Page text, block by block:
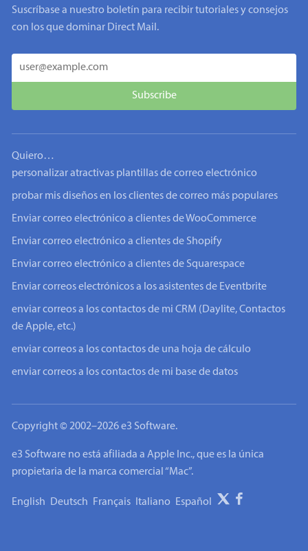
Suscríbase a nuestro boletín para recibir tutoriales y consejos
con los que dominar Direct Mail.
Quiero…
personalizar atractivas plantillas de correo electrónico
probar mis diseños en los clientes de correo más populares
Enviar correo electrónico a clientes de WooCommerce
Enviar correo electrónico a clientes de Shopify
Enviar correo electrónico a clientes de Squarespace
Enviar correos electrónicos a los asistentes de Eventbrite
enviar correos a los contactos de mi CRM (Daylite, Contactos
de Apple, etc.)
enviar correos a los contactos de una hoja de cálculo
enviar correos a los contactos de mi base de datos
Copyright © 2002–2026 e3 Software.
e3 Software no está afiliada a Apple Inc., que es la única
propietaria de la marca comercial “Mac”.
English Deutsch Français Italiano Español